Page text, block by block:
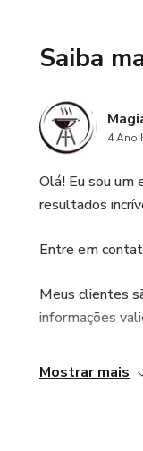
Saiba
4 Ano
Olá! Eu sou um
resultados
Entre em
Meus clientes
informações
Mostrar mais